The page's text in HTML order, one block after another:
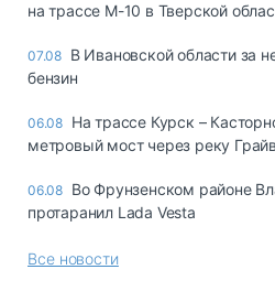
на трассе М-10 в Тверской
07.08 В Ивановской области за
бензин
06.08 На трассе Курск –
метровый мост через реку
06.08 Во Фрунзенском районе
протаранил Lada Vesta
Все новости